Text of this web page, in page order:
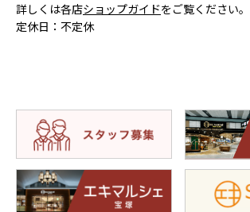
詳しくは各店ショップガイドをご覧ください。
定休日：不定休